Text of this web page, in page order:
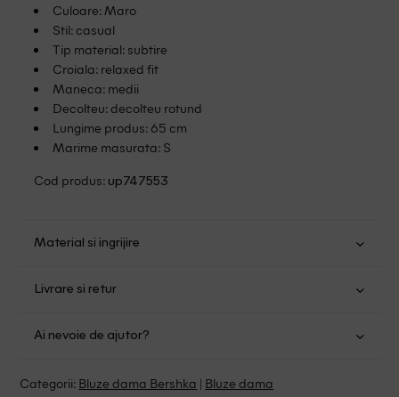
Culoare: Maro
Stil: casual
Tip material: subtire
Croiala: relaxed fit
Maneca: medii
Decolteu: decolteu rotund
Lungime produs: 65 cm
Marime masurata: S
Cod produs: up747553
Material si ingrijire
Nu folositi inalbitor
Nu uscati in uscator
Curatati delicat cu percloretilena
Livrare si retur
mare de 149.00 lei.
Ai nevoie de ajutor?
Categorii: Bluze dama Bershka | Bluze dama